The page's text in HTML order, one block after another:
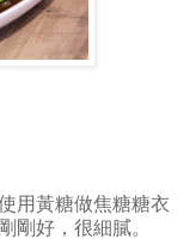
用黃糖做焦糖糖衣
剛好，很細膩。